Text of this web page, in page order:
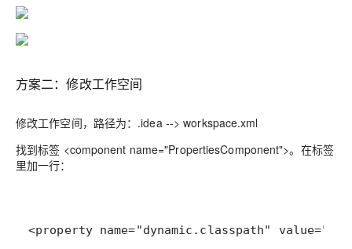
方案二：修改工作空间
修改工作空间，路径为： .idea --> workspace.xml
找到标签 <component name="PropertiesComponent">。在标签
里加一行：
<property name="dynamic.classpath"